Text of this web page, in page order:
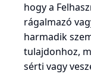
hogy a
rágalmazó
harmadik
tulajdonhoz,
sérti vagy